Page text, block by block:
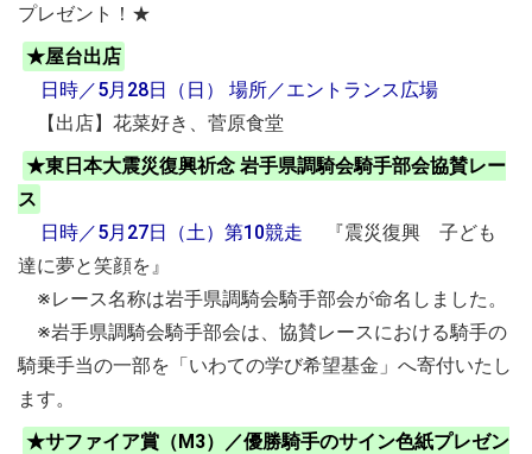
プレゼント！★
★屋台出店
日時／5月28日（日） 場所／エントランス広場
【出店】花菜好き、菅原食堂
★東日本大震災復興祈念 岩手県調騎会騎手部会協賛レー
ス
日時／5月27日（土）第10競走
『震災復興 子ども
達に夢と笑顔を』
※レース名称は岩手県調騎会騎手部会が命名しました。
※岩手県調騎会騎手部会は、協賛レースにおける騎手の
騎乗手当の一部を「いわての学び希望基金」へ寄付いたし
ます。
★サファイア賞（M3）／優勝騎手のサイン色紙プレゼン